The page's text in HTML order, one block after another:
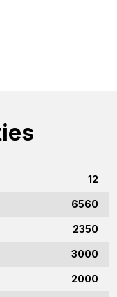
12
6560
2350
3000
2000